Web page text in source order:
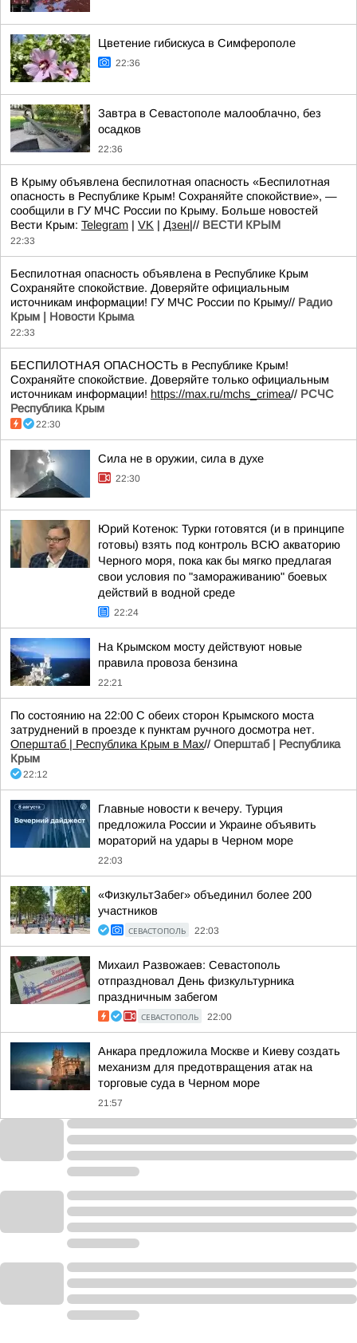
Цветение гибискуса в Симферополе
22:36
Завтра в Севастополе малооблачно, без
осадков
22:36
В Крыму объявлена беспилотная опасность «Беспилотная
опасность в Республике Крым! Сохраняйте спокойствие», —
сообщили в ГУ МЧС России по Крыму. Больше новостей
Вести Крым: Telegram | VK | Дзен|// ВЕСТИ КРЫМ
22:33
Беспилотная опасность объявлена в Республике Крым
Сохраняйте спокойствие. Доверяйте официальным
источникам информации! ГУ МЧС России по Крыму// Радио
Крым | Новости Крыма
22:33
БЕСПИЛОТНАЯ ОПАСНОСТЬ в Республике Крым!
Сохраняйте спокойствие. Доверяйте только официальным
источникам информации! https://max.ru/mchs_crimea// РСЧС
Республика Крым
22:30
Сила не в оружии, сила в духе
22:30
Юрий Котенок: Турки готовятся (и в принципе
готовы) взять под контроль ВСЮ акваторию
Черного моря, пока как бы мягко предлагая
свои условия по "замораживанию" боевых
действий в водной среде
22:24
На Крымском мосту действуют новые
правила провоза бензина
22:21
По состоянию на 22:00 С обеих сторон Крымского моста
затруднений в проезде к пунктам ручного досмотра нет.
Оперштаб | Республика Крым в Мax// Оперштаб | Республика
Крым
22:12
Главные новости к вечеру. Турция
предложила России и Украине объявить
мораторий на удары в Черном море
22:03
«ФизкультЗабег» объединил более 200
участников
СЕВАСТОПОЛЬ 22:03
Михаил Развожаев: Севастополь
отпраздновал День физкультурника
праздничным забегом
СЕВАСТОПОЛЬ 22:00
Анкара предложила Москве и Киеву создать
механизм для предотвращения атак на
торговые суда в Черном море
21:57